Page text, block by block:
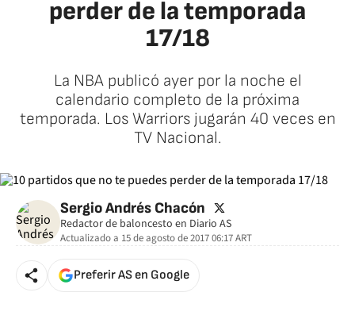
perder de la temporada
17/18
La NBA publicó ayer por la noche el
calendario completo de la próxima
temporada. Los Warriors jugarán 40 veces en
TV Nacional.
Sergio Andrés Chacón twitter
Redactor de baloncesto en Diario AS
Actualizado a 15 de agosto de 2017 06:17ART
Preferir AS en Google